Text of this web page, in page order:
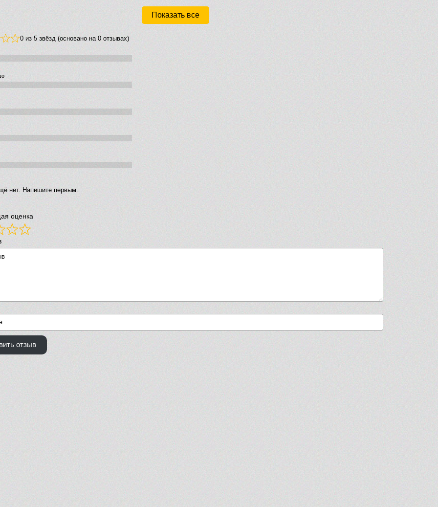
Показать все
0 из 5 звёзд (основано на 0 отзывах)
нет. Напишите первым.
оценка
отзыв